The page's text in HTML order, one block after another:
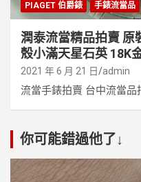
PIAGET 伯爵錶 手錶流當品
潤泰流當精品拍賣 原
殼小滿天星石英 18K
2021 年 6 月 21 日 admin
流當手錶拍賣 台中流當品
你可能錯過他了↓